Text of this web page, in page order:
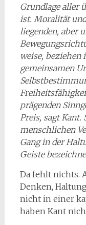
Grundlage aller
ist. Moralität
liegenden, aber
weise,
gemeinsamen
prägenden
Preis, sagt
menschlichen
Gang in der
Geiste
Da fehlt nichts.
Denken,
nicht in einer
haben Kant